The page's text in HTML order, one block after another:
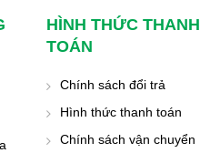
HÌNH THỨC THANH
TOÁN
Chính sách đổi trả
Hình thức thanh toán
Chính sách vận chuyển